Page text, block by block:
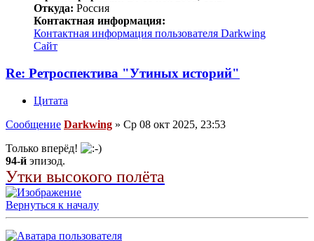
Откуда: Россия
Контактная информация:
Контактная информация пользователя Darkwing
Сайт
Re: Ретроспектива "Утиных историй"
Цитата
Сообщение Darkwing » Ср 08 окт 2025, 23:53
Только вперёд!
94-й эпизод.
Утки высокого полёта
Вернуться к началу